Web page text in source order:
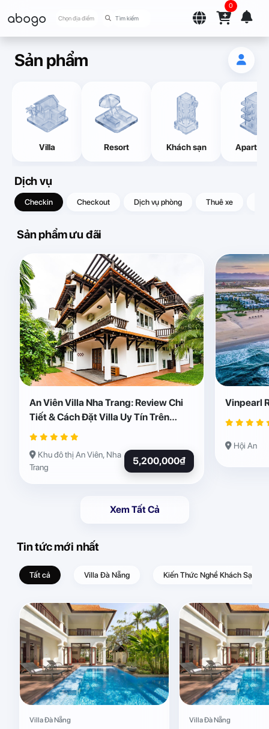
abogo Chọn địa điểm
0
Sản phẩm
Villa Resort Khách sạn
Dịch vụ
Checkin Checkout Dịch vụ phòng Thuê xe
Sản phẩm ưu đãi
An Viên Villa Nha Trang: Review Chi
Tiết & Cách Đặt Villa Uy Tín Trên
Abogo
Khu đô thị An Viên, Nha
Trang
5,200,000₫
Vinpearl
Hội An
Xem Tất Cả
Tin tức mới nhất
Tất cả Villa Đà Nẵng Kiến Thức Nghề Khách Sạn –
Villa Đà Nẵng Villa Đà Nẵng